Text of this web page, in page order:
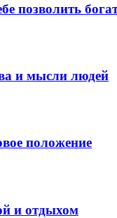
позволить
и мысли людей
положение
и отдыхом